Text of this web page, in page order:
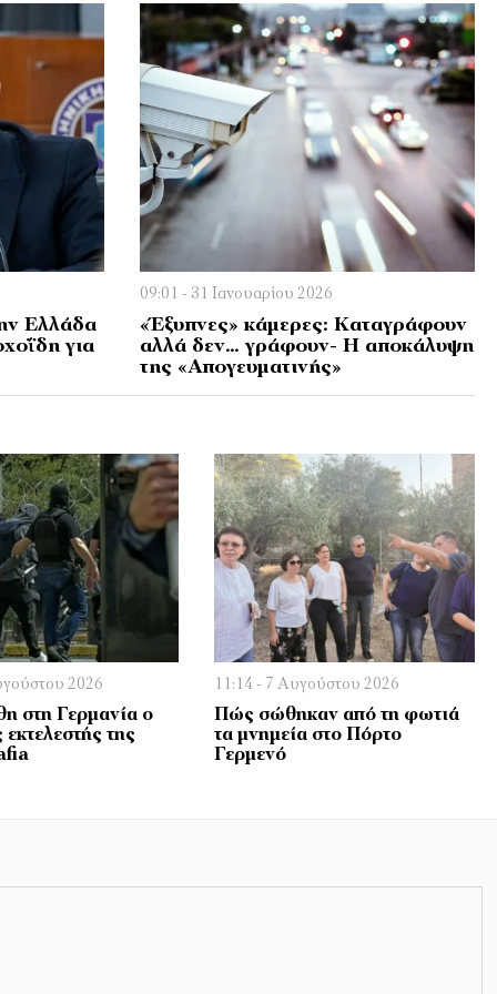
Ελλάδα
για
09:01 - 31 Ιανουαρίου 2026
«Έξυπνες» κάμερες: Καταγράφουν
αλλά δεν… γράφουν- Η αποκάλυψη
της «Απογευματινής»
2026
στη Γερμανία ο
της
11:14 - 7 Αυγούστου 2026
Πώς σώθηκαν από τη φωτιά
τα μνημεία στο Πόρτο
Γερμενό